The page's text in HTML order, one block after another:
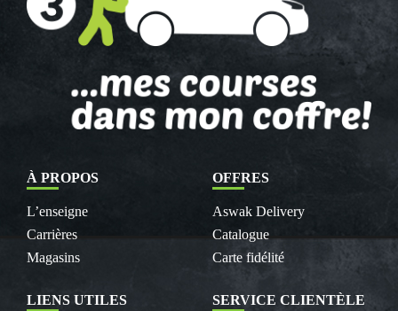
À PROPOS
L’enseigne
Carrières
Magasins
OFFRES
Aswak Delivery
Catalogue
Carte fidélité
LIENS UTILES SERVICE CLIENTÈLE